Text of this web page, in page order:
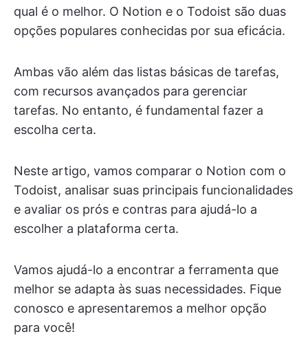
qual é o melhor. O Notion e o Todoist são duas
opções populares conhecidas por sua eficácia.
Ambas vão além das listas básicas de tarefas,
com recursos avançados para gerenciar
tarefas. No entanto, é fundamental fazer a
escolha certa.
Neste artigo, vamos comparar o Notion com o
Todoist, analisar suas principais funcionalidades
e avaliar os prós e contras para ajudá-lo a
escolher a plataforma certa.
Vamos ajudá-lo a encontrar a ferramenta que
melhor se adapta às suas necessidades. Fique
conosco e apresentaremos a melhor opção
para você!